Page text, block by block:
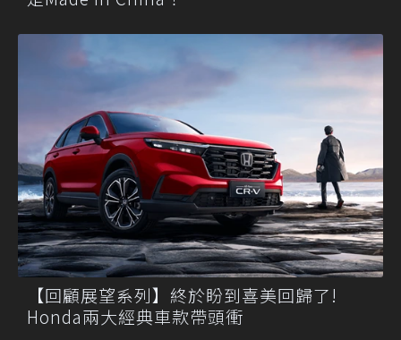
【回顧展望系列】終於盼到喜美回歸了!
Honda兩大經典車款帶頭衝